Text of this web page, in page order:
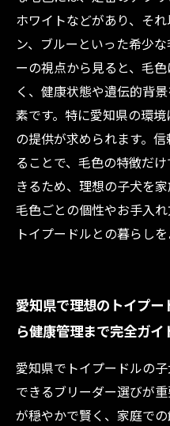
ホワイトなどがあり、そ
ン、ブルーといった希少
ーの視点から見ると、毛
く、健康状態や遺伝的背
素です。特に愛知県の環
の提供が求められます。
ることで、毛色の特徴だ
きるため、理想の子犬を
毛色ごとの個性やお手入
トイプードルとの暮らし
愛知県で理想のトイプ
ら健康管理まで完全ガイ
愛知県でトイプードルの
できるブリーダー選びが
が穏やかで賢く、家庭で